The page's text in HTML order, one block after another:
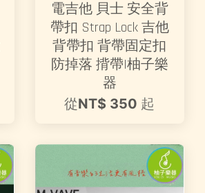
電吉他 貝士 安全背
帶扣 Strap Lock 吉他
背帶扣 背帶固定扣
防掉落 揹帶|柚子樂
器
從NT$ 350 起